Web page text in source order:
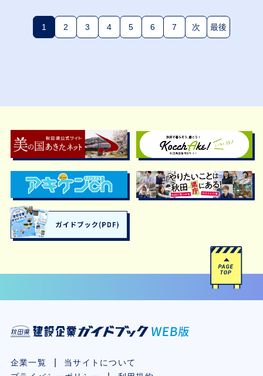
1(現在のページ)
2 3 4 5 6 7 次 最後
企業一覧
当サイトについて